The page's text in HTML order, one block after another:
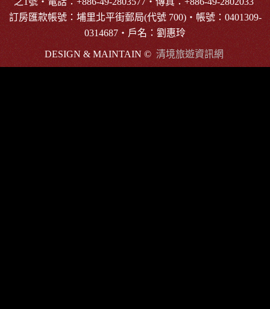
訂房匯款帳號：埔里北平街郵局(代號 700)‧帳號：0401309-
0314687‧戶名：劉惠玲
DESIGN & MAINTAIN ©清境旅遊資訊網